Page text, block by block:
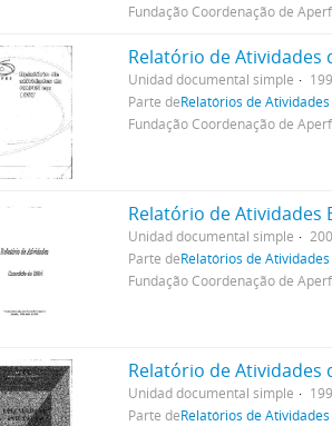
Fundação Coordenação de
Relatório de Atividades
Unidad documental simple
Parte deRelatórios de Atividades
Fundação Coordenação de
Relatório de Atividades
Unidad documental simple
Parte deRelatórios de Atividades
Fundação Coordenação de
Relatório de Atividades
Unidad documental simple
Parte deRelatórios de Atividades